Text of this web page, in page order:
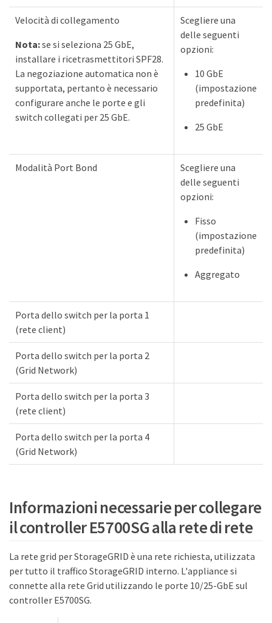
Velocità di collegamento
Nota:se si seleziona 25 GbE,
installare i ricetrasmettitori SPF28.
La negoziazione automatica non è
supportata, pertanto è necessario
configurare anche le porte e gli
switch collegati per 25 GbE.
Scegliere una
delle seguenti
opzioni:
10 GbE
(impostazione
predefinita)
25 GbE
Modalità Port Bond
Scegliere una
delle seguenti
opzioni:
Fisso
(impostazione
predefinita)
Aggregato
Porta dello switch per la porta 1
(rete client)
Porta dello switch per la porta 2
(Grid Network)
Porta dello switch per la porta 3
(rete client)
Porta dello switch per la porta 4
(Grid Network)
Informazioni necessarie per collegare
il controller E5700SG alla rete di rete
La rete grid per StorageGRID è una rete richiesta, utilizzata
per tutto il traffico StorageGRID interno. L'appliance si
connette alla rete Grid utilizzando le porte 10/25-GbE sul
controller E5700SG.